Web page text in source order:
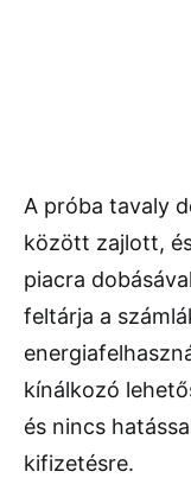
A próba tavaly
között zajlott,
piacra
feltárja a
kínálkozó
és nincs
kifizetésre.